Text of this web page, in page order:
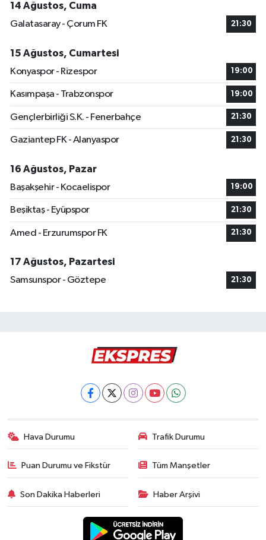
14 Ağustos, Cuma
Galatasaray - Çorum FK
21:30
15 Ağustos, Cumartesi
Konyaspor - Rizespor
19:00
Kasımpaşa - Trabzonspor 19:00
Gençlerbirliği S.K. - Fenerbahçe 21:30
Gaziantep FK - Alanyaspor 21:30
16 Ağustos, Pazar
Başakşehir - Kocaelispor
19:00
Beşiktaş - Eyüpspor 21:30
Amed - Erzurumspor FK 21:30
17 Ağustos, Pazartesi
Samsunspor - Göztepe
21:30
Hava Durumu Trafik Durumu
Puan Durumu ve Fikstür Tüm Manşetler
Son Dakika Haberleri Haber Arşivi